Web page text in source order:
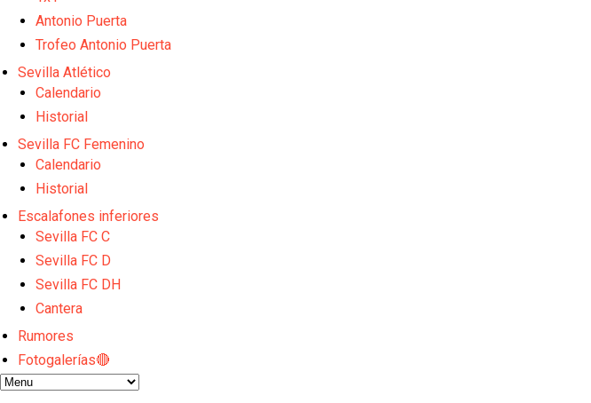
Juanlu de vuelta a Sevilla para cerrar su fichaje a la Premier
El Granada negocia con el Sevilla FC por Alberto Flores
El Sevilla mueve ficha por Robbie Ure: la opción 'A' para el ataque nervionense
Antonio Puerta
Trofeo Antonio Puerta
Sevilla Atlético
Calendario
Historial
Sevilla FC Femenino
Calendario
Historial
Escalafones inferiores
Sevilla FC C
Sevilla FC D
Sevilla FC DH
Cantera
Rumores
Fotogalerías🔴